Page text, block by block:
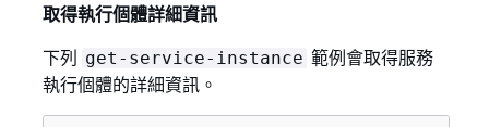
取得執行個體詳細資訊
下列
get-service-instance 範例會取得服務
執行個體的詳細資訊。